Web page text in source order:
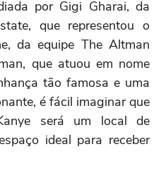
por Gigi Gharai, da
que representou o
da equipe The Altman
que atuou em nome
tão famosa e uma
é fácil imaginar que
será um local de
ideal para receber